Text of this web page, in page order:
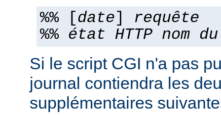
%% [date] requête
%% état HTTP nom
Si le script CGI n'a pas
journal contiendra les
supplémentaires